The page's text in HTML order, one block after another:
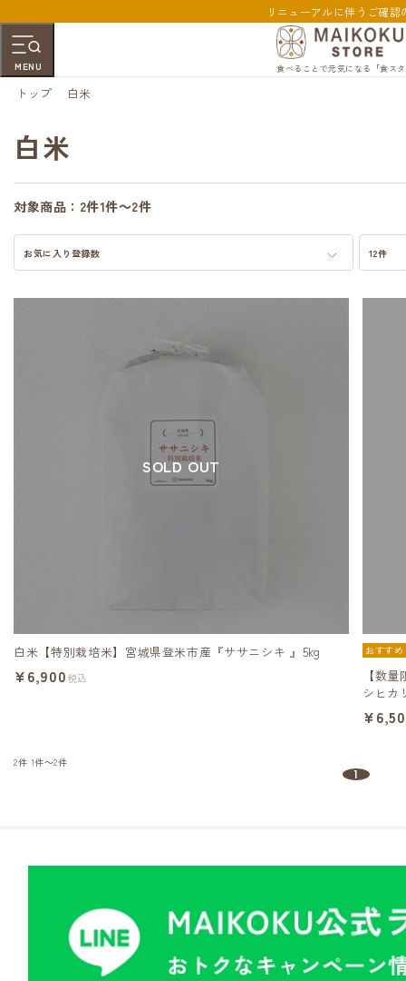
リニューアルに伴うご確認
MENU 食べることで元気になる「食ス
トップ 白米
白米
対象商品： 2件1件～2件
お気に入り登録数 12件
SOLD OUT
白米【特別栽培米】宮城県登米市産『ササニシキ 』5kg
¥6,900税込
おすすめ
【数
シヒカ
2件 1件～2件
1